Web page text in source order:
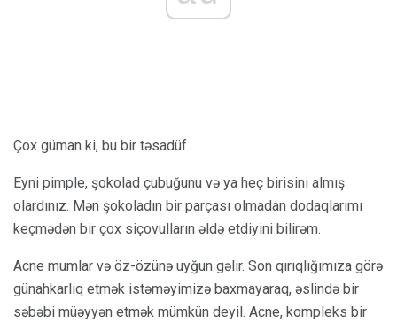
Çox güman ki, bu bir təsadüf.
Eyni pimple, şokolad çubuğunu və ya heç birisini almış
olardınız. Mən şokoladın bir parçası olmadan dodaqlarımı
keçmədən bir çox siçovulların əldə etdiyini bilirəm.
Acne mumlar və öz-özünə uyğun gəlir. Son qırıqlığımıza görə
günahkarlıq etmək istəməyimizə baxmayaraq, əslində bir
səbəbi müəyyən etmək mümkün deyil. Acne, kompleks bir